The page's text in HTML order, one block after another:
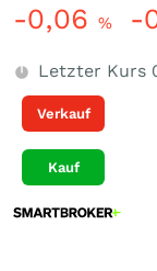
-0,06 % -
Letzter Kurs
Verkauf
Kauf